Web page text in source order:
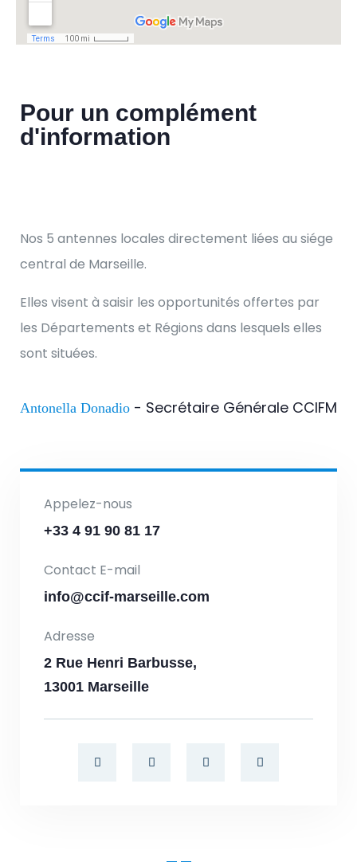
Pour un complément
d'information
Nos 5 antennes locales directement liées au siége
central de Marseille.
Elles visent à saisir les opportunités offertes par
les Départements et Régions dans lesquels elles
sont situées.
Antonella Donadio - Secrétaire Générale CCIFM
Appelez-nous
+33 4 91 90 81 17
Contact E-mail
info@ccif-marseille.com
Adresse
2 Rue Henri Barbusse,
13001 Marseille